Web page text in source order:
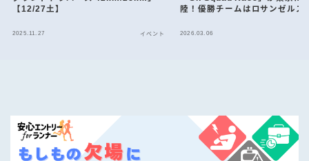
【12/27土】
2025.11.27 イベント
陸！優勝チームはロサンゼルス
2026.03.06